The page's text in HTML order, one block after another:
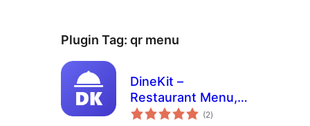
Plugin Tag: qr menu
DineKit –
Restaurant Menu,
Online Ordering,
(2total
ratings
)